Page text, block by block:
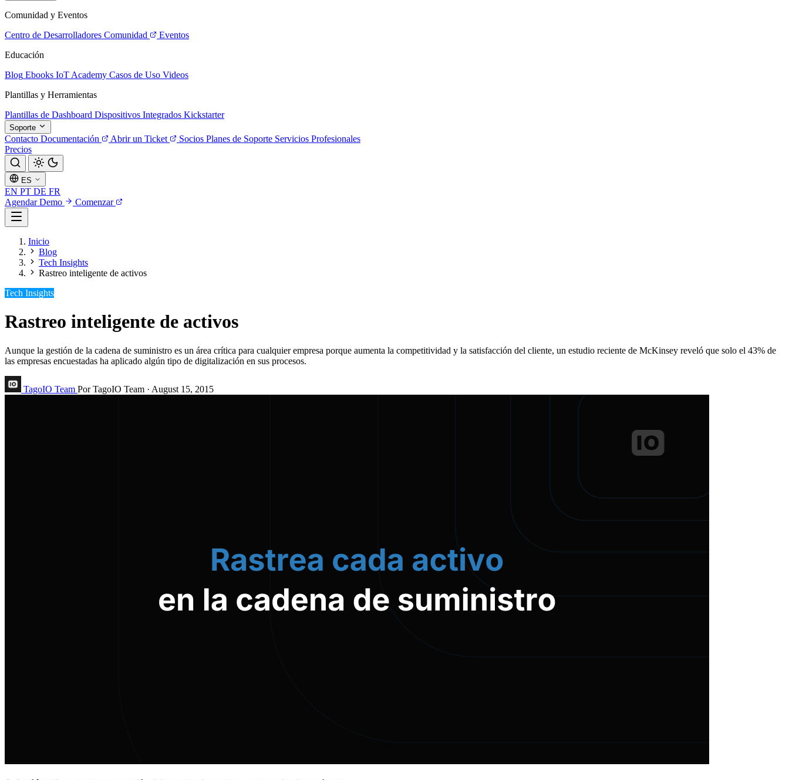
Comunidad y Eventos
Centro de Desarrolladores Comunidad
Eventos
Educación
Blog Ebooks IoT Academy Casos de Uso Videos
Plantillas y Herramientas
Plantillas de Dashboard Dispositivos Integrados Kickstarter
Soporte
Contacto Documentación Abrir un Ticket Socios Planes de Soporte Servicios Profesionales
Precios
ES
EN PT DE FR
Agendar Demo
Comenzar
Inicio
Blog
Tech Insights
Rastreo inteligente de activos
Tech Insights
Rastreo inteligente de activos
Aunque la gestión de la cadena de suministro es un área crítica para cualquier empresa porque aumenta la competitividad y la satisfacción del cliente, un estudio reciente de McKinsey reveló que solo el 43% de
las empresas encuestadas ha aplicado algún tipo de digitalización en sus procesos.
TagoIO Team Por TagoIO Team · August 15, 2015